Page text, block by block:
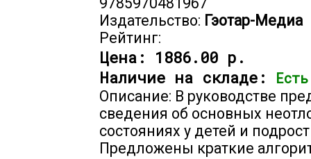
Издательство: Гэотар-Медиа
Рейтинг:
Цена: 1886.00 р.
Наличие на складе:
Описание: В руководстве
сведения об основных
состояниях у детей и
Предложены краткие